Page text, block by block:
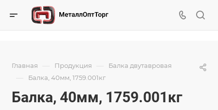
Главная — Продукция — Балка двутавровая
— Балка, 40мм, 1759.001кг
Балка, 40мм, 1759.001кг